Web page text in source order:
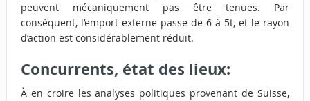
peuvent mécaniquement pas être tenues. Par
conséquent, l’emport externe passe de 6 à 5t, et le rayon
d’action est considérablement réduit.
Concurrents, état des lieux:
À en croire les analyses politiques provenant de Suisse,